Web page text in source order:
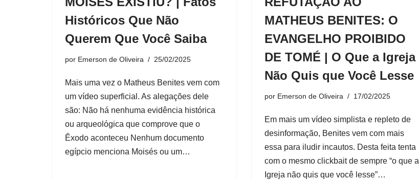
Históricos Que Não
Querem Que Você Saiba
por Emerson de Oliveira 25/02/2025
Mais uma vez o Matheus Benites vem com
um vídeo superficial. As alegações dele
são: Não há nenhuma evidência histórica
ou arqueológica que comprove que o
Êxodo aconteceu Nenhum documento
egípcio menciona Moisés ou um…
MATHEUS BENITES: O
EVANGELHO PROIBIDO
DE TOMÉ | O Que a Igreja
Não Quis que Você Lesse
por Emerson de Oliveira 17/02/2025
Em mais um vídeo simplista e repleto de
desinformação, Benites vem com mais
essa para iludir incautos. Desta feita tenta
com o mesmo clickbait de sempre “o que a
Igreja não quis que você lesse”…